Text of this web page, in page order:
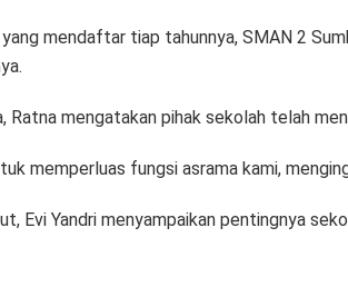
mendaftar tiap tahunnya, SMAN 2
mengatakan pihak sekolah telah
memperluas fungsi asrama kami,
Evi Yandri menyampaikan pentingnya